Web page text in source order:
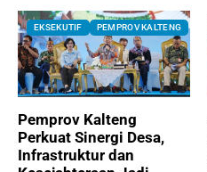
EKSEKUTIF PEMPROV KALTENG
Pemprov Kalteng
Perkuat Sinergi Desa,
Infrastruktur dan